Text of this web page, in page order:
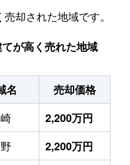
却された地域です。
が高く売れた地域
名
売却価格
2,200万円
2,200万円